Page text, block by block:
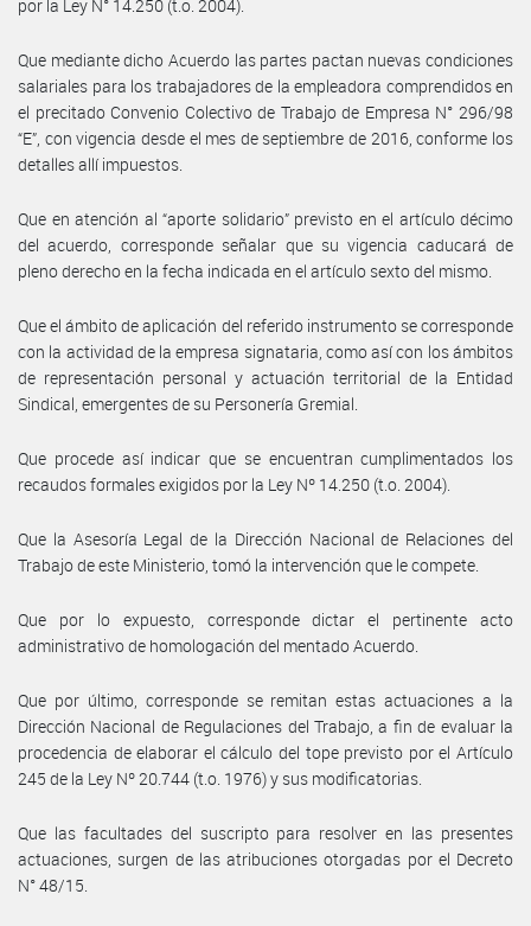
por la Ley N° 14.250 (t.o. 2004).
Que mediante dicho Acuerdo las partes pactan nuevas condiciones
salariales para los trabajadores de la empleadora comprendidos en
el precitado Convenio Colectivo de Trabajo de Empresa N° 296/98
“E”, con vigencia desde el mes de septiembre de 2016, conforme los
detalles allí impuestos.
Que en atención al “aporte solidario” previsto en el artículo décimo
del acuerdo, corresponde señalar que su vigencia caducará de
pleno derecho en la fecha indicada en el artículo sexto del mismo.
Que el ámbito de aplicación del referido instrumento se corresponde
con la actividad de la empresa signataria, como así con los ámbitos
de representación personal y actuación territorial de la Entidad
Sindical, emergentes de su Personería Gremial.
Que procede así indicar que se encuentran cumplimentados los
recaudos formales exigidos por la Ley Nº 14.250 (t.o. 2004).
Que la Asesoría Legal de la Dirección Nacional de Relaciones del
Trabajo de este Ministerio, tomó la intervención que le compete.
Que por lo expuesto, corresponde dictar el pertinente acto
administrativo de homologación del mentado Acuerdo.
Que por último, corresponde se remitan estas actuaciones a la
Dirección Nacional de Regulaciones del Trabajo, a fin de evaluar la
procedencia de elaborar el cálculo del tope previsto por el Artículo
245 de la Ley Nº 20.744 (t.o. 1976) y sus modificatorias.
Que las facultades del suscripto para resolver en las presentes
actuaciones, surgen de las atribuciones otorgadas por el Decreto
N° 48/15.